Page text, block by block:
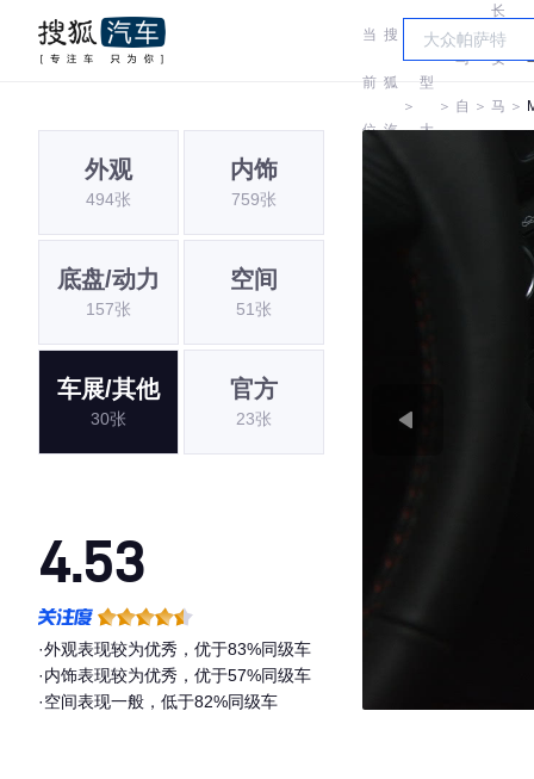
当
前
位
搜
狐
汽
＞
车
型
大
＞
马
自 ＞
长
安
马 ＞
外观
494张
内饰
759张
底盘/动力
157张
空间
51张
车展/其他
30张
官方
23张
4.53
·外观表现较为优秀，优于83%同级车
·内饰表现较为优秀，优于57%同级车
·空间表现一般，低于82%同级车